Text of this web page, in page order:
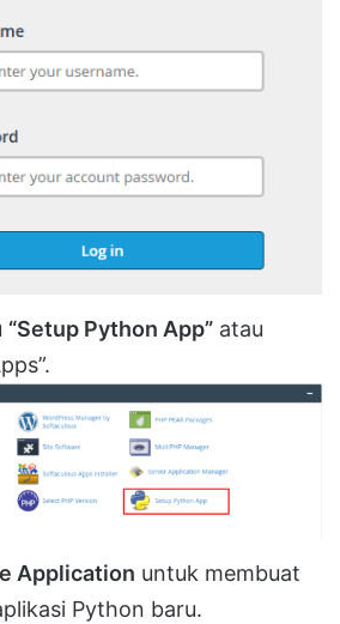
“Setup Python App” atau
Application untuk membuat
Python baru.